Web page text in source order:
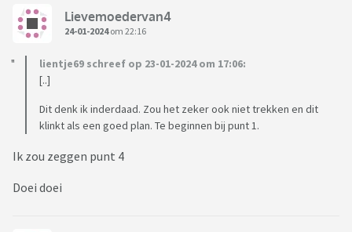
Lievemoedervan4
24-01-2024om 22:16
lientje69 schreef op 23-01-2024 om 17:06:
[..]
Dit denk ik inderdaad. Zou het zeker ook niet trekken en dit
klinkt als een goed plan. Te beginnen bij punt 1.
Ik zou zeggen punt 4
Doei doei